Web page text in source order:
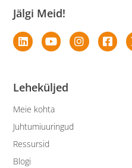
Leheküljed
Meie kohta
Juhtumiuuringud
Ressursid
Blogi
Jälgi Meid!